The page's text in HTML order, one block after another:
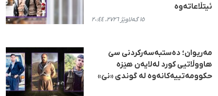
ئیتڵاعاتەوە
١٥ گەلاوێژ ٢٧٢٦، ٢٠:٤٤
مەریوان؛ دەستبەسەرکردنی سێ
هاووڵاتیی کورد لەلایەن هێزە
حکوومەتییەکانەوە لە گوندی «نێ»